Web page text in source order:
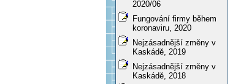
2020/06
Fungování firmy během
koronaviru, 2020
Nejzásadnější změny v
Kaskádě, 2019
Nejzásadnější změny v
Kaskádě, 2018